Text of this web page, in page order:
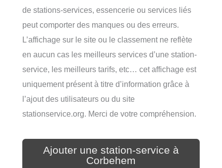
de stations-services, essencerie ou services liés
peut comporter des manques ou des erreurs.
L’affichage sur le site ou le classement ne reflète
en aucun cas les meilleurs services d’une station-
service, les meilleurs tarifs, etc… cet affichage est
uniquement présent à titre d’information grâce à
l’ajout des utilisateurs ou du site
stationservice.org. Merci de votre compréhension.
Ajouter une station-service à
Corbehem